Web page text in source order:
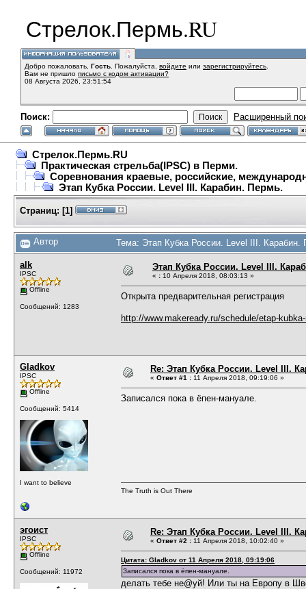
Стрелок.Пермь.RU
Добро пожаловать, Гость . Пожалуйста, войдите или зарегистрируйтесь
Вам не пришло письмо с кодом активации?
08 Августа 2026, 23:51:54
Поиск: Расширенный
Стрелок.Пермь.RU
Практическая стрельба(IPSC) в Перми.
Соревнования краевые, российские,
Этап Кубка России. Level III. Карабин. Пермь.
Страниц: [1]
Автор Тема: Этап Кубка России. Level III. Карабин.
alk
IPSC
Offline
Сообщений: 1283
Этап Кубка России. Level III.
« : 10 Апреля 2018, 08:03:13 »
Открыта предварительная регистрация
http://www.makeready.ru/schedule/etap-
Gladkov
IPSC
Offline
Сообщений: 5414
I want to believe
Re: Этап Кубка России. Level III.
« Ответ #1 : 11 Апреля 2018, 09:19:06 »
Записался пока в ёпен-мануале.
The Truth is Out There
эгоист
IPSC
Offline
Сообщений: 11972
Re: Этап Кубка России. Level III.
« Ответ #2 : 11 Апреля 2018, 10:02:40 »
Цитата: Gladkov от 11 Апреля 2018, 09:19:06
Записался пока в ёпен-мануале.
делать тебе не@уй! Или ты на Европу в